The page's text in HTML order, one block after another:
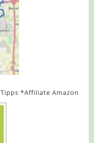
*Affiliate Amazon